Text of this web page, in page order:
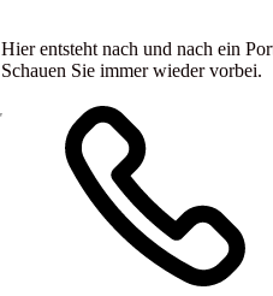
Hier entsteht nach und nach ein
Schauen Sie immer wieder vorbei.